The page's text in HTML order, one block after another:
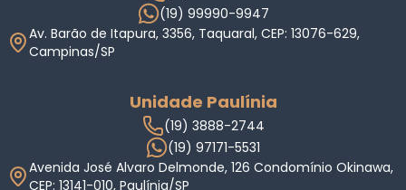
(19) 99990-9947
Av. Barão de Itapura, 3356, Taquaral, CEP: 13076-629,
Campinas/SP
Unidade Paulínia
(19) 3888-2744
(19) 97171-5531
Avenida José Alvaro Delmonde, 126 Condomínio Okinawa,
CEP: 13141-010, Paulínia/SP